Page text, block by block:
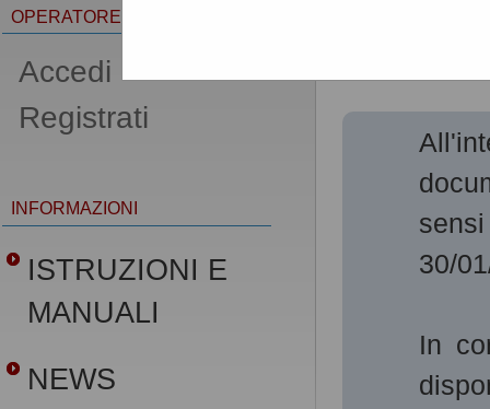
30/
In
OPERATORE ECONOMICO
Accedi -
Registrati
INFORMAZIONI
ISTRUZIONI E
MANUALI
NEWS